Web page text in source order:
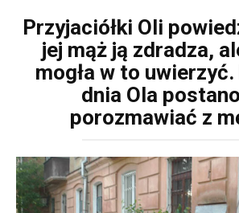
Przyjaciółki Oli
jej mąż ją zdradza,
mogła w to
dnia Ola
porozmawiać z